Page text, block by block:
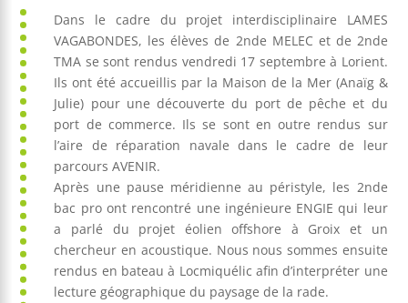
Dans le cadre du projet interdisciplinaire LAMES
VAGABONDES, les élèves de 2nde MELEC et de 2nde
TMA se sont rendus vendredi 17 septembre à Lorient.
Ils ont été accueillis par la Maison de la Mer (Anaïg &
Julie) pour une découverte du port de pêche et du
port de commerce. Ils se sont en outre rendus sur
l’aire de réparation navale dans le cadre de leur
parcours AVENIR.
Après une pause méridienne au péristyle, les 2nde
bac pro ont rencontré une ingénieure ENGIE qui leur
a parlé du projet éolien offshore à Groix et un
chercheur en acoustique. Nous nous sommes ensuite
rendus en bateau à Locmiquélic afin d’interpréter une
lecture géographique du paysage de la rade.